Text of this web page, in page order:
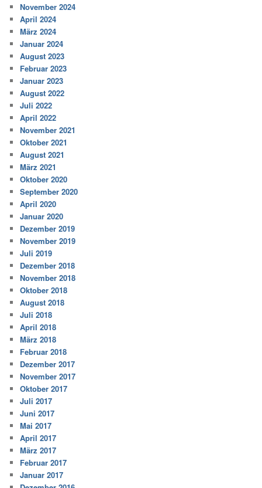
November 2024
April 2024
März 2024
Januar 2024
August 2023
Februar 2023
Januar 2023
August 2022
Juli 2022
April 2022
November 2021
Oktober 2021
August 2021
März 2021
Oktober 2020
September 2020
April 2020
Januar 2020
Dezember 2019
November 2019
Juli 2019
Dezember 2018
November 2018
Oktober 2018
August 2018
Juli 2018
April 2018
März 2018
Februar 2018
Dezember 2017
November 2017
Oktober 2017
Juli 2017
Juni 2017
Mai 2017
April 2017
März 2017
Februar 2017
Januar 2017